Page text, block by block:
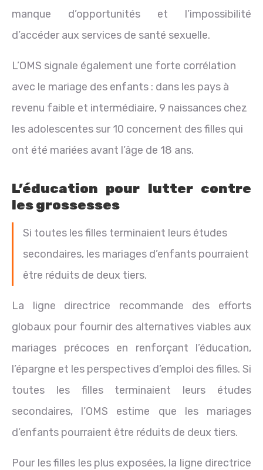
manque d’opportunités et l’impossibilité
d’accéder aux services de santé sexuelle.
L’OMS signale également une forte corrélation
avec le mariage des enfants : dans les pays à
revenu faible et intermédiaire, 9 naissances chez
les adolescentes sur 10 concernent des filles qui
ont été mariées avant l’âge de 18 ans.
L’éducation pour lutter contre
les grossesses
Si toutes les filles terminaient leurs études
secondaires, les mariages d’enfants pourraient
être réduits de deux tiers.
La ligne directrice recommande des efforts
globaux pour fournir des alternatives viables aux
mariages précoces en renforçant l’éducation,
l’épargne et les perspectives d’emploi des filles. Si
toutes les filles terminaient leurs études
secondaires, l’OMS estime que les mariages
d’enfants pourraient être réduits de deux tiers.
Pour les filles les plus exposées, la ligne directrice